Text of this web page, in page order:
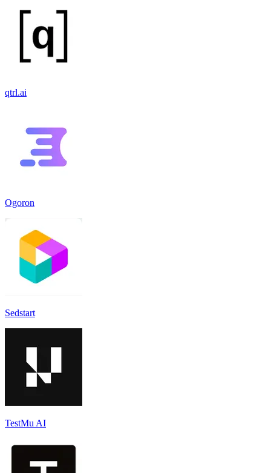
qtrl.ai
Ogoron
Sedstart
TestMu AI